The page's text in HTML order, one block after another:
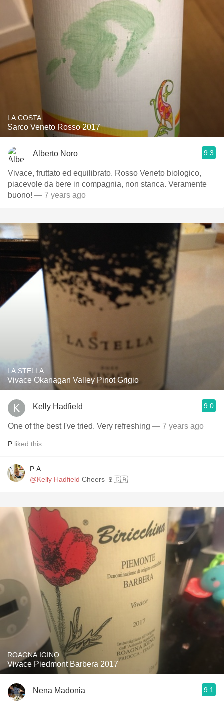
LA COSTA
Sarco Veneto Rosso 2017
Alberto Noro 9.3
Vivace, fruttato ed equilibrato. Rosso Veneto biologico,
piacevole da bere in compagnia, non stanca. Veramente
buono! — 7 years ago
LA STELLA
Vivace Okanagan Valley Pinot Grigio
Kelly Hadfield 9.0
One of the best I've tried. Very refreshing — 7 years ago
P liked this
P A
@Kelly Hadfield Cheers 🍷🇨🇦
ROAGNA IGINO
Vivace Piedmont Barbera 2017
Nena Madonia 9.1